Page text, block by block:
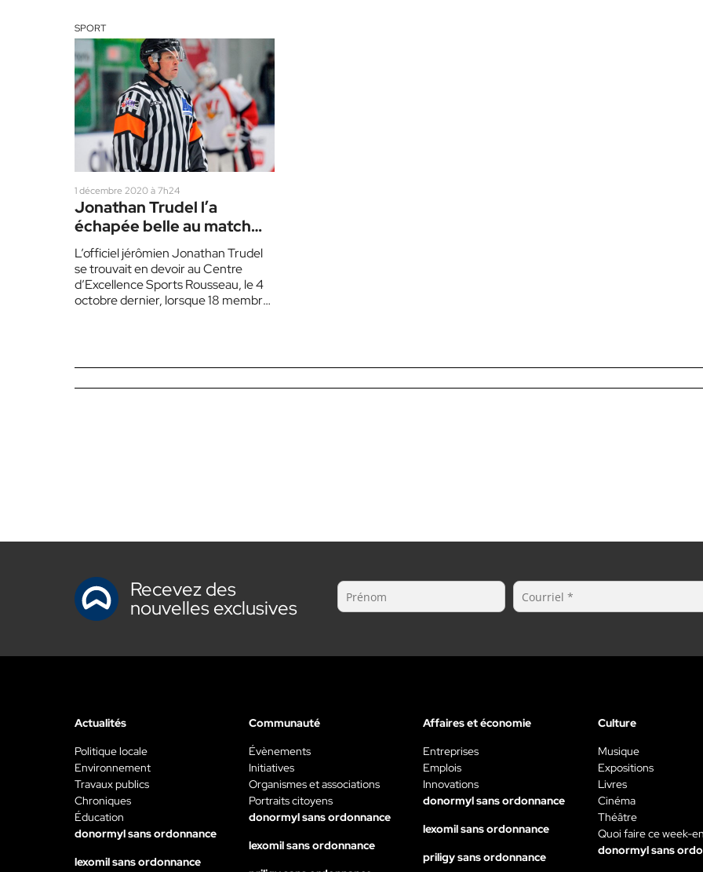
SPORT
1 décembre 2020 à 7h24
Jonathan Trudel l’a
échapée belle au match
d’ouverture de l’Armada
L’officiel jérômien Jonathan Trudel
se trouvait en devoir au Centre
d’Excellence Sports Rousseau, le 4
octobre dernier, lorsque 18 membres
Recevez des
nouvelles exclusives
Actualités
Politique locale
Environnement
Travaux publics
Chroniques
Éducation
donormyl sans ordonnance
lexomil sans ordonnance
Communauté
Évènements
Initiatives
Organismes et associations
Portraits citoyens
donormyl sans ordonnance
lexomil sans ordonnance
Affaires et économie
Entreprises
Emplois
Innovations
donormyl sans ordonnance
lexomil sans ordonnance
priligy sans ordonnance
Culture
Musique
Expositions
Livres
Cinéma
Théâtre
Quoi faire ce week-
donormyl sans